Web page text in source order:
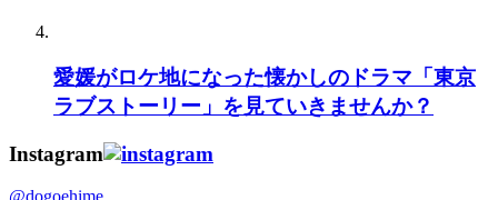
愛媛がロケ地になった懐かしのドラマ「東京
ラブストーリー」を見ていきませんか？
Instagram